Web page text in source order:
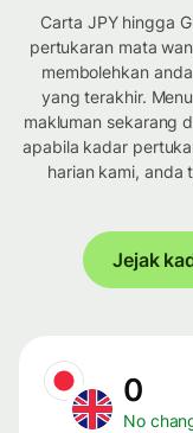
Carta JPY hingga
pertukaran mata
membolehkan
yang terakhir.
makluman sekarang
apabila kadar
harian kami, anda
Jejak
0
No